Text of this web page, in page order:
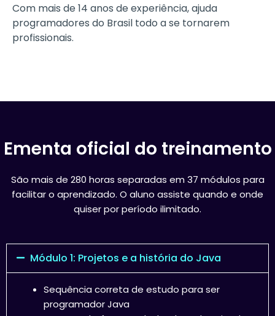
Com mais de 14 anos de experiência, ajuda
programadores do Brasil todo a se tornarem
profissionais.
Ementa oficial do treinamento
São mais de 280 horas separadas em 37 módulos para
facilitar o aprendizado. O aluno assiste quando e onde
quiser por período ilimitado.
Módulo 1: Projetos e a história do Java
Sequência correta de estudo para ser
programador Java